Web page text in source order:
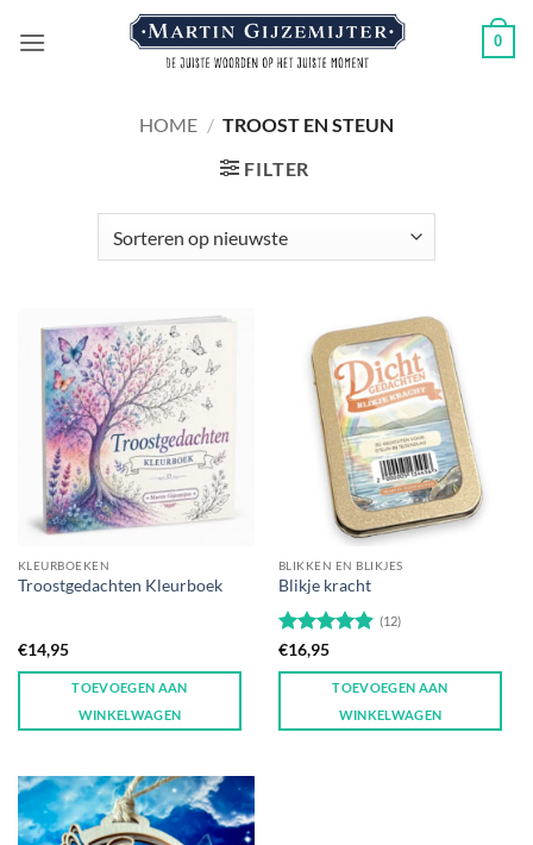
naar
0
HOME / TROOST EN STEUN
FILTER
KLEURBOEKEN
Troostgedachten Kleurboek
€14,95
TOEVOEGEN AAN
WINKELWAGEN
BLIKKEN EN BLIKJES
Blikje kracht
Gewaardeerd
4.91uit 5
(12)
€16,95
TOEVOEGEN AAN
WINKELWAGEN